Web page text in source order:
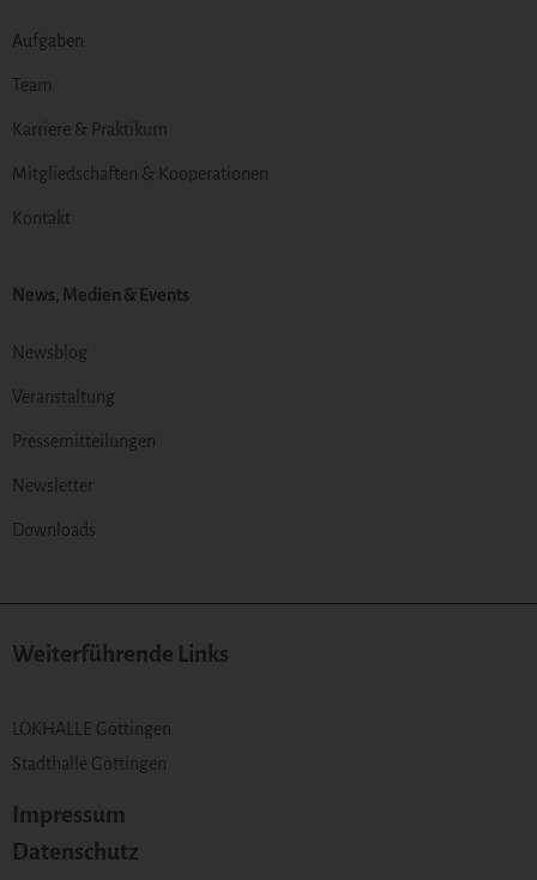
Aufgaben
Team
Karriere & Praktikum
Mitgliedschaften & Kooperationen
Kontakt
News, Medien & Events
Newsblog
Veranstaltung
Pressemitteilungen
Newsletter
Downloads
Weiterführende Links
LOKHALLE Göttingen
Stadthalle Göttingen
Impressum
Datenschutz